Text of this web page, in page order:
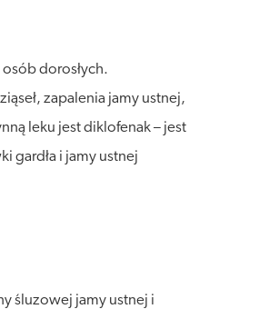
dorosłych.
zapalenia jamy ustnej,
leku jest diklofenak – jest
gardła i jamy ustnej
śluzowej jamy ustnej i